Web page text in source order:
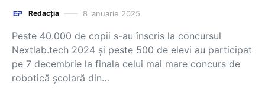
Redacția 8 ianuarie 2025
Peste 40.000 de copii s-au înscris la concursul
Nextlab.tech 2024 și peste 500 de elevi au participat
pe 7 decembrie la finala celui mai mare concurs de
robotică școlară din…